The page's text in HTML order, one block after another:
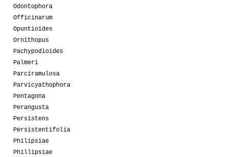
Odontophora
Officinarum
Opuntioides
Ornithopus
Pachypodioides
Palmeri
Parciramulosa
Parvicyathophora
Pentagona
Perangusta
Persistens
Persistentifolia
Philipsiae
Phillipsiae